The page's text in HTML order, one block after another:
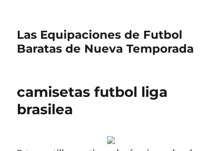
Las Equipaciones de Futbol
Baratas de Nueva Temporada
camisetas futbol liga
brasilea